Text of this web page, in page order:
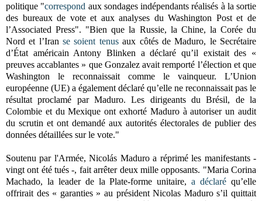
politique "correspond aux sondages indépendants réalisés à la sortie
des bureaux de vote et aux analyses du Washington Post et de
l’Associated Press". "Bien que la Russie, la Chine, la Corée du
Nord et l’Iranse soient tenusaux côtés de Maduro, le Secrétaire
d’État américain Antony Blinken a déclaré qu’il existait des «
preuves accablantes » que Gonzalez avait remporté l’élection et que
Washington le reconnaissait comme le vainqueur. L’Union
européenne (UE) a également déclaré qu’elle ne reconnaissait pas le
résultat proclamé par Maduro. Les dirigeants du Brésil, de la
Colombie et du Mexique ont exhorté Maduro à autoriser un audit
du scrutin et ont demandé aux autorités électorales de publier des
données détaillées sur le vote."
Soutenu par l'Armée,Nicolás Maduro a réprimé les manifestants -
vingt ont été tués -, fait arrêter deux mille opposants. "Maria Corina
Machado, la leader de la Plate-forme unitaire,a déclaré qu’elle
offrirait des « garanties » au président Nicolas Maduro s’il quittait